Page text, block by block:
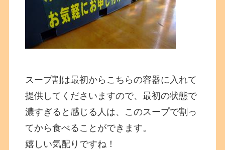
スープ割は最初からこちらの容器に入れて
提供してくださいますので、最初の状態で
濃すぎると感じる人は、このスープで割っ
てから食べることができます。
嬉しい気配りですね！